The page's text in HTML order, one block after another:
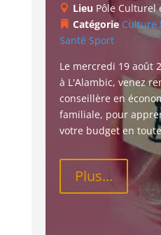
Lieu Pôle Culturel
Catégorie Culture
Santé Sport
Le mercredi 19 août
à L'Alambic, venez
conseillère en
familiale, pour
votre budget en
Plus...